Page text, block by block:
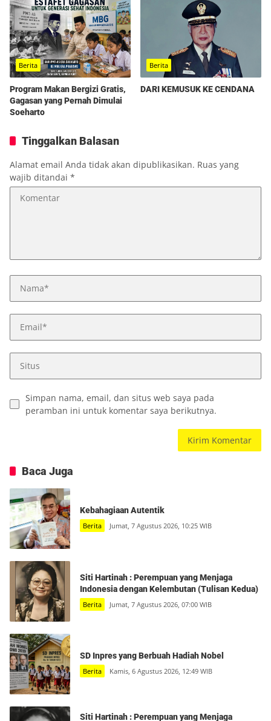
Berita
Program Makan Bergizi Gratis,
Gagasan yang Pernah Dimulai
Soeharto
Berita
DARI KEMUSUK KE CENDANA
Tinggalkan Balasan
Alamat email Anda tidak akan dipublikasikan. Ruas yang
wajib ditandai *
Simpan nama, email, dan situs web saya pada
peramban ini untuk komentar saya berikutnya.
Baca Juga
Kebahagiaan Autentik
Berita Jumat, 7 Agustus 2026, 10:25 WIB
Siti Hartinah : Perempuan yang Menjaga
Indonesia dengan Kelembutan (Tulisan Kedua)
Berita Jumat, 7 Agustus 2026, 07:00 WIB
SD Inpres yang Berbuah Hadiah Nobel
Berita Kamis, 6 Agustus 2026, 12:49 WIB
Siti Hartinah : Perempuan yang Menjaga